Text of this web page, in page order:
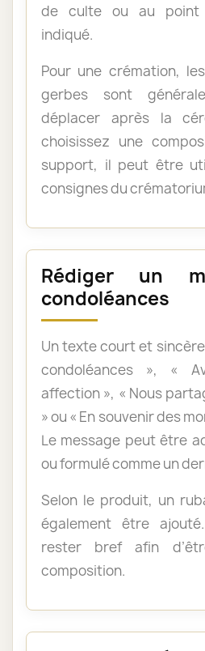
de culte ou au point
indiqué.
Pour une crémation,
gerbes sont
déplacer après la
choisissez une
support, il peut être
consignes du
Rédiger un
condoléances
Un texte court et
condoléances », «
affection », « Nous
» ou « En souvenir des
Le message peut être
ou formulé comme un
Selon le produit, un
également être
rester bref afin
composition.